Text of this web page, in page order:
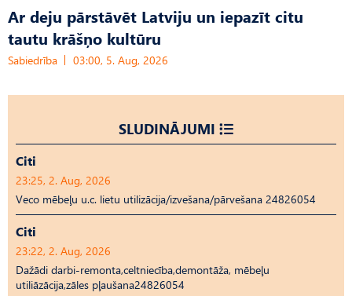
Ar deju pārstāvēt Latviju un iepazīt citu
tautu krāšņo kultūru
Sabiedrība 03:00, 5. Aug, 2026
SLUDINĀJUMI
Citi
23:25, 2. Aug, 2026
Veco mēbeļu u.c. lietu utilizācija/izvešana/pārvešana 24826054
Citi
23:22, 2. Aug, 2026
Dažādi darbi-remonta,celtniecība,demontāža, mēbeļu
utiliāzācija,zāles pļaušana24826054